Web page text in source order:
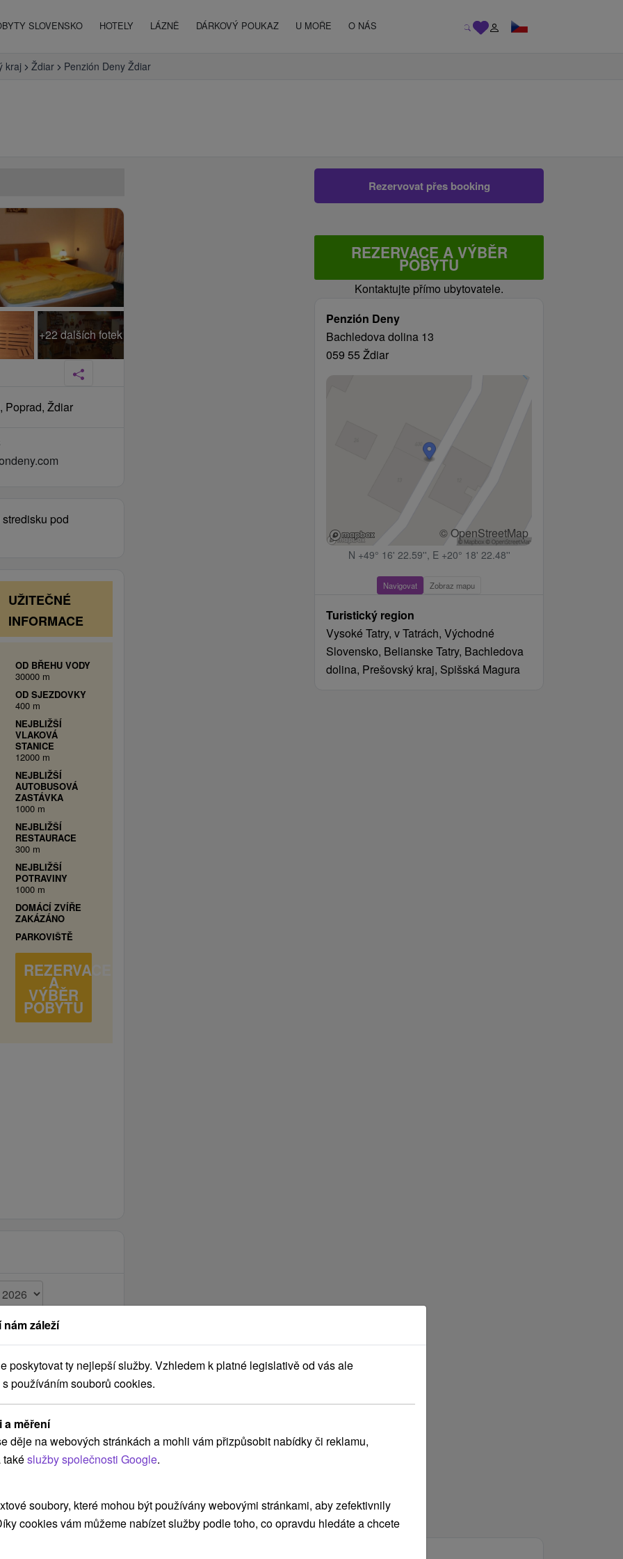
SLOVENSKO HOTELY LÁZNĚ DÁRKOVÝ POUKAZ U MOŘE O NÁS
kraj Ždiar Penzión Deny Ždiar
Rezervovat přes booking
REZERVACE A VÝBĚR
POBYTU
Kontaktujte přímo ubytovatele.
Penzión Deny
Bachledova dolina 13
059 55 Ždiar
© OpenStreetMap
N +49° 16' 22.59'', E +20° 18' 22.48''
Navigovat Zobraz mapu
Turistický region
Vysoké Tatry, v Tatrách, Východné
Slovensko, Belianske Tatry, Bachledova
dolina, Prešovský kraj, Spišská Magura
+22 dalších fotek
Poprad, Ždiar
pod
UŽITEČNÉ
INFORMACE
OD BŘEHU VODY
30000 m
OD SJEZDOVKY
400 m
NEJBLIŽŠÍ
VLAKOVÁ
STANICE
12000 m
NEJBLIŽŠÍ
AUTOBUSOVÁ
ZASTÁVKA
1000 m
NEJBLIŽŠÍ
RESTAURACE
300 m
NEJBLIŽŠÍ
POTRAVINY
1000 m
DOMÁCÍ ZVÍŘE
ZAKÁZÁNO
PARKOVIŠTĚ
REZERVACE
A
VÝBĚR
POBYTU
záleží
poskytovat ty nejlepší služby. Vzhledem k platné legislativě od vás ale
používáním souborů cookies.
a měření
děje na webových stránkách a mohli vám přizpůsobit nabídky či reklamu,
takéslužby společnosti Google.
soubory, které mohou být používány webovými stránkami, aby zefektivnily
cookies vám můžeme nabízet služby podle toho, co opravdu hledáte a chcete